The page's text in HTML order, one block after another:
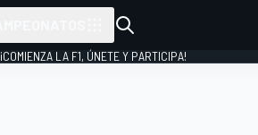
¡COMIENZA LA F1, ÚNETE Y PARTICIPA!